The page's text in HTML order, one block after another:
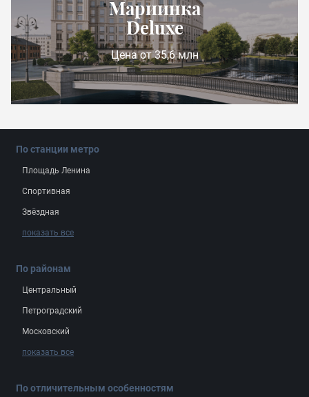
Мариинка
Deluxe
Цена от 35,6 млн
По станции метро
Площадь Ленина
Спортивная
Звёздная
показать все
По районам
Центральный
Петроградский
Московский
показать все
По отличительным особенностям